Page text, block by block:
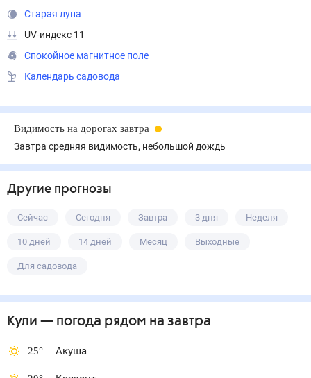
Старая луна
UV-индекс 11
Спокойное магнитное поле
Календарь садовода
Видимость на дорогах завтра
Завтра средняя видимость, небольшой дождь
Другие прогнозы
Сейчас Сегодня Завтра 3 дня Неделя
10 дней 14 дней Месяц Выходные
Для садовода
Кули — погода рядом на завтра
25° Акуша